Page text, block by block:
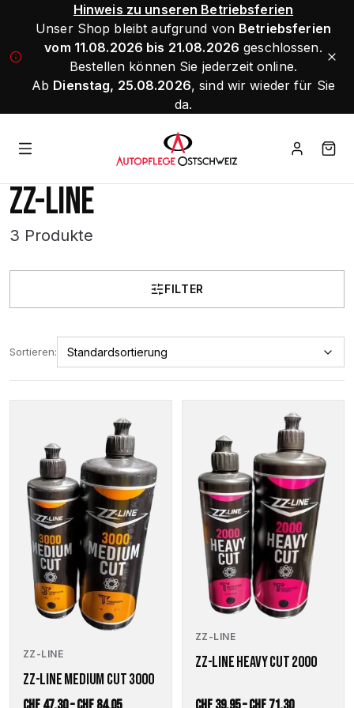
Hinweis zu unseren Betriebsferien
Unser Shop bleibt aufgrund von Betriebsferien
vom 11.08.2026 bis 21.08.2026 geschlossen.
Bestellen können Sie jederzeit online.
Ab Dienstag, 25.08.2026, sind wir wieder für Sie
da.
ZZ-LINE
3 Produkte
FILTER
Sortieren:
ZZ-LINE
ZZ-LINE MEDIUM CUT 3000
Preisspanne:
mehrere
Varianten
auf.
Optionen
können
Produktseite
gewählt
ZZ-LINE
ZZ-LINE HEAVY CUT 2000
mehrere
Varianten
auf.
Optionen
können
Produktseite
gewählt